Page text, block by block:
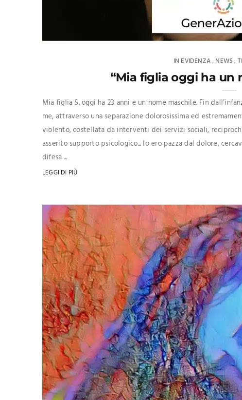
IN EVIDENZA , NEWS ,
“Mia figlia oggi ha un
Mia figlia S. oggi ha 23 anni e un nome maschile. Fin
me, attraverso una separazione dolorosissima ed
violento, costellata da interventi dei servizi sociali,
asserito supporto psicologico... Io ero pazza dal dolore,
difesa ...
LEGGI DI PIÙ